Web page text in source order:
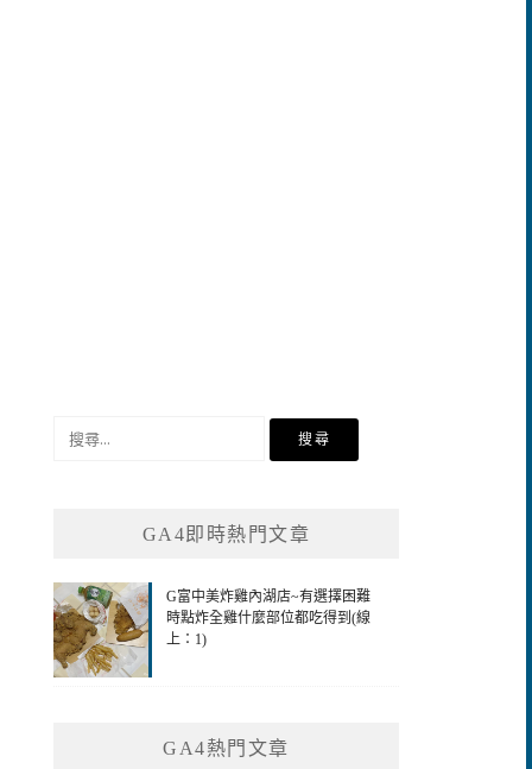
GA4即時熱門文章
G富中美炸雞內湖店~有選擇困難
時點炸全雞什麼部位都吃得到(線
上：1)
GA4熱門文章